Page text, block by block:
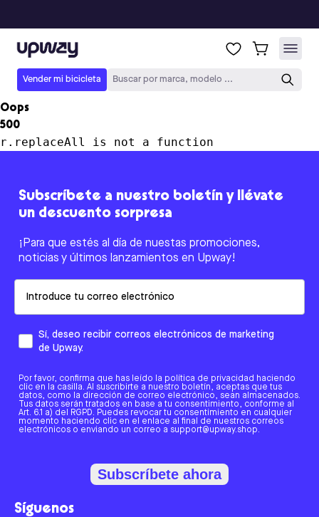
Upway
Vender mi bicicleta Buscar por marca, modelo ...
Oops
500
r.replaceAll is not a function
Subscríbete a nuestro boletín y llévate
un descuento sorpresa
¡Para que estés al día de nuestas promociones,
noticias y últimos lanzamientos en Upway!
Sí, deseo recibir correos electrónicos de marketing
de Upway.
Por favor, confirma que has leído la política de privacidad haciendo
clic en la casilla. Al suscribirte a nuestro boletín, aceptas que tus
datos, como la dirección de correo electrónico, sean almacenados.
Tus datos serán tratados en base a tu consentimiento, conforme al
Art. 6.1 a) del RGPD. Puedes revocar tu consentimiento en cualquier
momento haciendo clic en el enlace al final de nuestros correos
electrónicos o enviando un correo a support@upway.shop.
Subscríbete ahora
Síguenos